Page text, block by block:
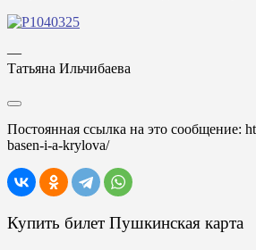
—
Татьяна Ильчибаева
Постоянная ссылка на это сообщение:
basen-i-a-krylova/
Купить билет Пушкинская карта